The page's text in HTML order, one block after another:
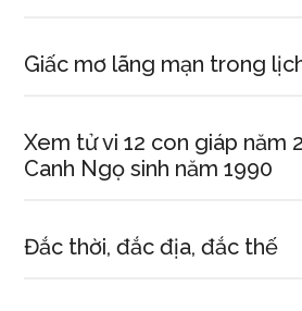
Giấc mơ lãng mạn trong
Xem tử vi 12 con giáp năm
Canh Ngọ sinh năm 1990
Đắc thời, đắc địa, đắc thế